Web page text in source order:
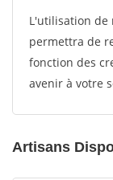
L'utilisation de
permettra de
fonction des
avenir à votre
Artisans